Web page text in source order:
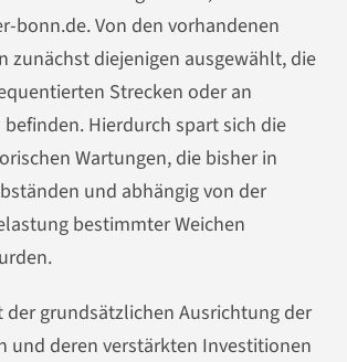
bonn.de. Von den vorhandenen
zunächst diejenigen ausgewählt, die
Strecken oder an
Hierdurch spart sich die
Wartungen, die bisher in
und abhängig von der
bestimmter Weichen
der grundsätzlichen Ausrichtung der
und deren verstärkten Investitionen